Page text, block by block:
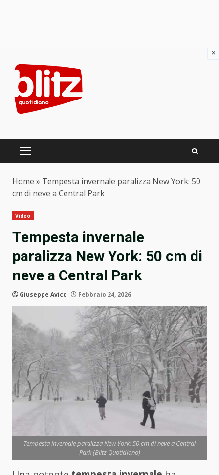
content
PRIMARY
Home » Tempesta invernale paralizza New York: 50
cm di neve a Central Park
Video
Tempesta invernale
paralizza New York: 50 cm di
neve a Central Park
Giuseppe Avico Febbraio 24, 2026
Tempesta invernale paralizza New York: 50 cm di neve a Central
Park (Blitz Quotidiano)
×